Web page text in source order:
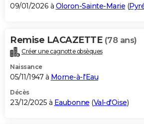
S'inscrire
Se connecter
Lycées
Collèges
Primaires
Universités
Entreprises
Service militaire
Avis de recherche
AVIS DE DÉCÈS
Bricolage
Lifestyle
Culture
Sport
Auto
Television
Voyage
Cinema
09/01/2026 à Oloron-Sainte-Marie (
Remise LACAZETTE (78 ans)
Créer une cagnotte obsèques
Naissance
05/11/1947 à Morne-à-l'Eau
Décès
23/12/2025 à Eaubonne (Val-d'Oise)